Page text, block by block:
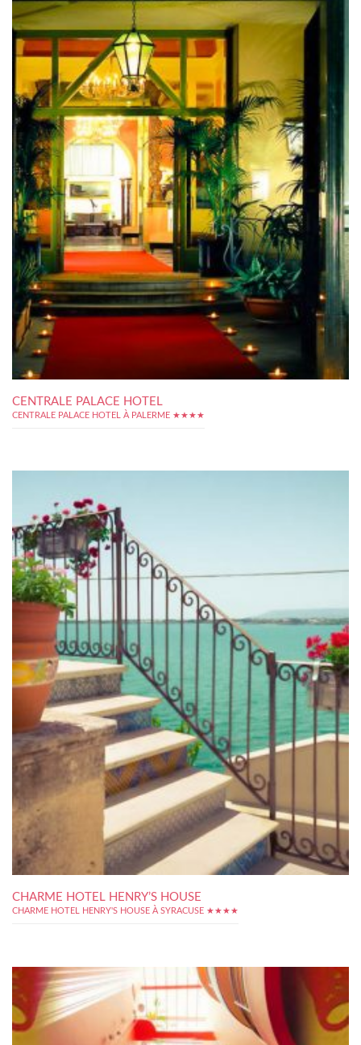
CENTRALE PALACE HOTEL
CENTRALE PALACE HOTEL À PALERME ★★★★
CHARME HOTEL HENRY’S HOUSE
CHARME HOTEL HENRY'S HOUSE À SYRACUSE ★★★★